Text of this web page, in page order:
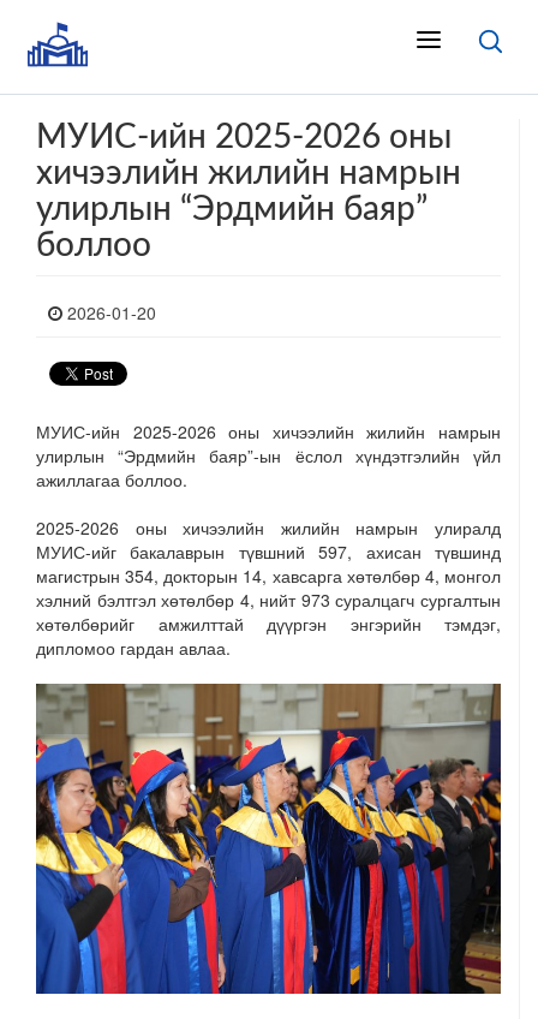
МУИС-ийн 2025-2026 оны
хичээлийн жилийн намрын
улирлын “Эрдмийн баяр”
боллоо
2026-01-20
МУИС-ийн 2025-2026 оны хичээлийн жилийн намрын
улирлын “Эрдмийн баяр”-ын ёслол хүндэтгэлийн үйл
ажиллагаа боллоо.
2025-2026 оны хичээлийн жилийн намрын улиралд
МУИС-ийг бакалаврын түвшний 597, ахисан түвшинд
магистрын 354, докторын 14, хавсарга хөтөлбөр 4, монгол
хэлний бэлтгэл хөтөлбөр 4, нийт 973 суралцагч сургалтын
хөтөлбөрийг амжилттай дүүргэн энгэрийн тэмдэг,
дипломоо гардан авлаа.